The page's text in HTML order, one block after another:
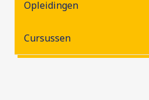
Opleidingen
Cursussen